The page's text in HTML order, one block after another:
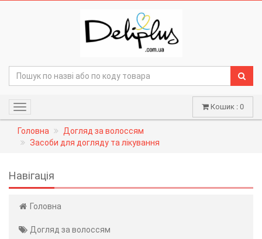
Навігація Кошик : 0
Головна
Догляд за волоссям
Засоби для догляду та лікування
Навігація
Головна
Догляд за волоссям